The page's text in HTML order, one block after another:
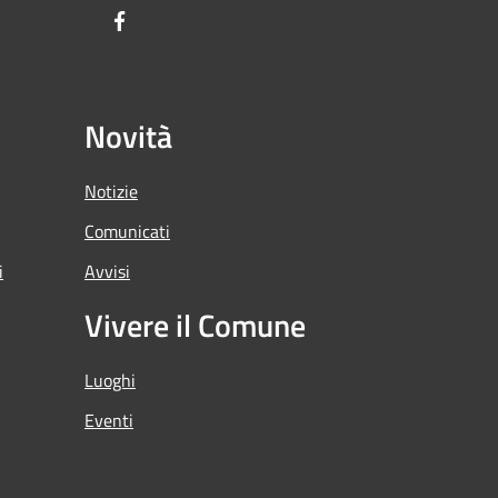
Novità
Notizie
Comunicati
Avvisi
Vivere il Comune
Luoghi
Eventi